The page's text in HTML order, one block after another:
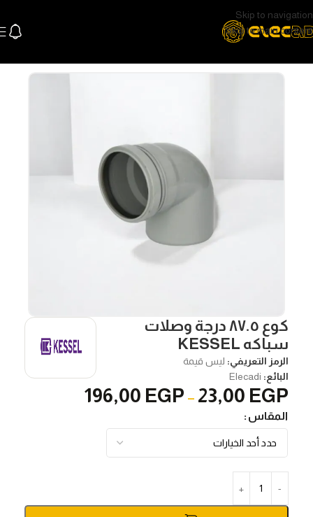
Skip to navigation
Skip to main content
كوع ٨٧.٥ درجة وصلات
سباكه KESSEL
الرمز التعريفي: ليس قيمة
البائع: Elecadi
23,00 EGP
–
196,00 EGP
المقاس